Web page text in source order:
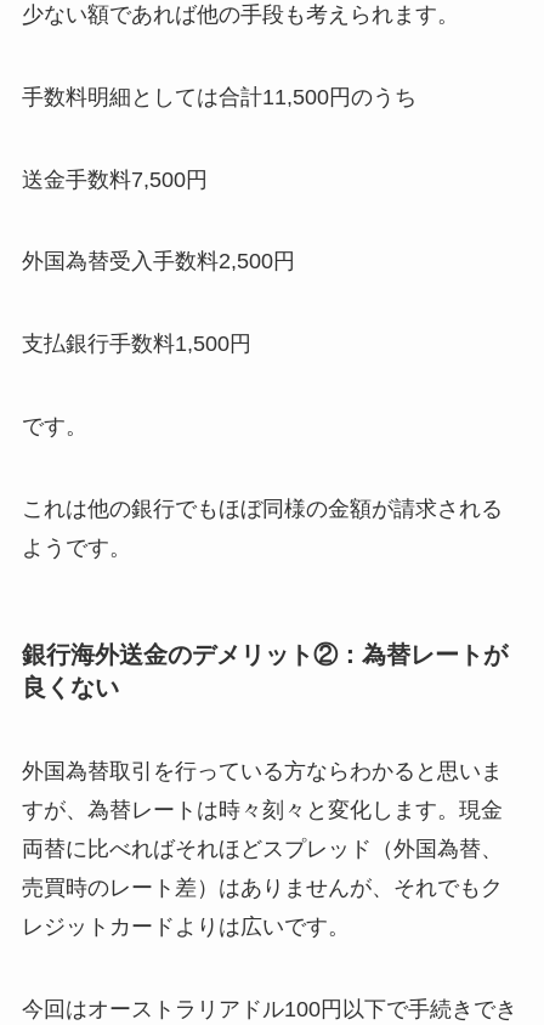
少ない額であれば他の手段も考えられます。
手数料明細としては合計11,500円のうち
送金手数料7,500円
外国為替受入手数料2,500円
支払銀行手数料1,500円
です。
これは他の銀行でもほぼ同様の金額が請求される
ようです。
銀行海外送金のデメリット②：為替レートが
良くない
外国為替取引を行っている方ならわかると思いま
すが、為替レートは時々刻々と変化します。現金
両替に比べればそれほどスプレッド（外国為替、
売買時のレート差）はありませんが、それでもク
レジットカードよりは広いです。
今回はオーストラリアドル100円以下で手続きでき